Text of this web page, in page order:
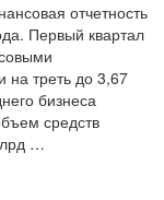
отчетность
Первый квартал
на треть до 3,67
бизнеса
средств
…